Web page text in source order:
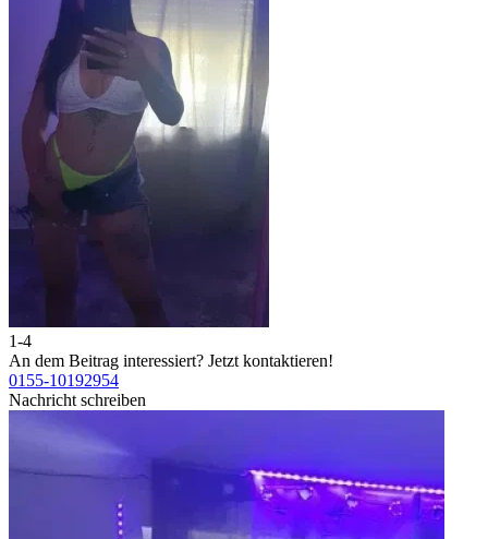
1-4
An dem Beitrag interessiert? Jetzt kontaktieren!
0155-10192954
Nachricht schreiben